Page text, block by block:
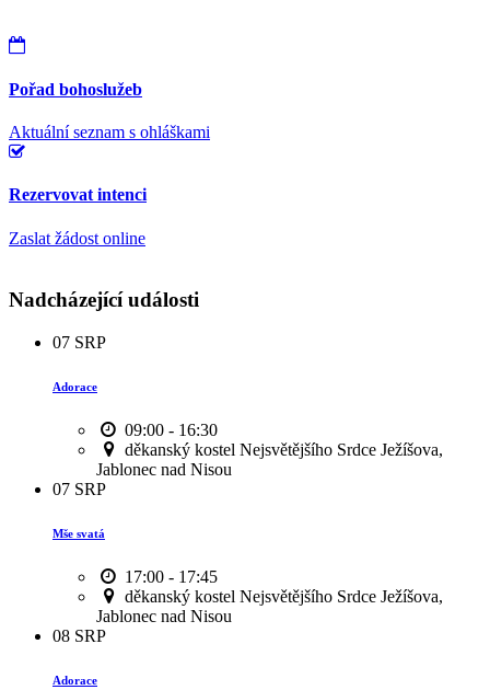
Pořad bohoslužeb
Aktuální seznam s ohláškami
Rezervovat intenci
Zaslat žádost online
Nadcházející události
07 SRP
Adorace
09:00 - 16:30
děkanský kostel Nejsvětějšího Srdce Ježíšova,
Jablonec nad Nisou
07 SRP
Mše svatá
17:00 - 17:45
děkanský kostel Nejsvětějšího Srdce Ježíšova,
Jablonec nad Nisou
08 SRP
Adorace